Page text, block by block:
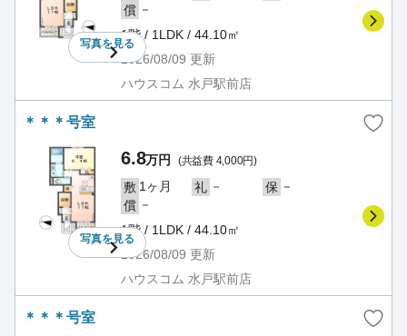
写真を見る
償 －
1階 / 1LDK / 44.10㎡
2026/08/09 更新
ハウスコム 水戸駅前店
＊＊＊号室
写真を見る
6.8万円 (共益費 4,000円)
敷 1ヶ月 礼 － 保 －
償 －
1階 / 1LDK / 44.10㎡
2026/08/09 更新
ハウスコム 水戸駅前店
＊＊＊号室